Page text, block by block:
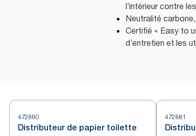
l’intérieur contre
Neutralité
Certifié « Easy to
d’entretien et les
472880
Distributeur de papier toilette
472881